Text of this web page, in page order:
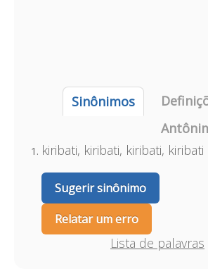
Sinônimos
kiribati, kiribati, kiribati, kiribati
Sugerir sinônimo
Relatar um erro
Lista de palavras